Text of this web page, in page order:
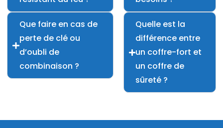
Que faire en cas de
perte de clé ou
d’oubli de
combinaison ?
Quelle est la
différence entre
un coffre-fort et
un coffre de
sûreté ?